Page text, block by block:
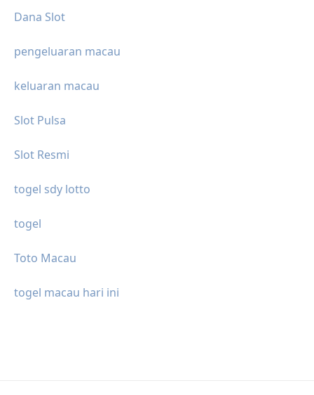
Dana Slot
pengeluaran macau
keluaran macau
Slot Pulsa
Slot Resmi
togel sdy lotto
togel
Toto Macau
togel macau hari ini